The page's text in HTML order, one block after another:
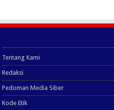
Tentang Kami
Redaksi
Pedoman Media Siber
Kode Etik